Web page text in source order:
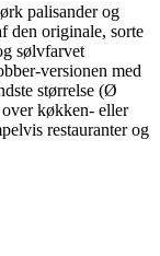
palisander og
den originale, sorte
sølvfarvet
versionen med
størrelse (Ø
køkken- eller
restauranter og